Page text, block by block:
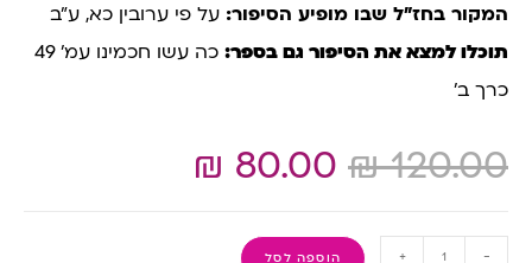
המקור בחז”ל שבו מופיע הסיפור: על פי ערובין כא, ע”ב
תוכלו למצא את הסיפור גם בספר:
כה עשו חכמינו עמ’ 49
כרך ב’
₪120.00
₪ 80.00
-
+ הוספה לסל